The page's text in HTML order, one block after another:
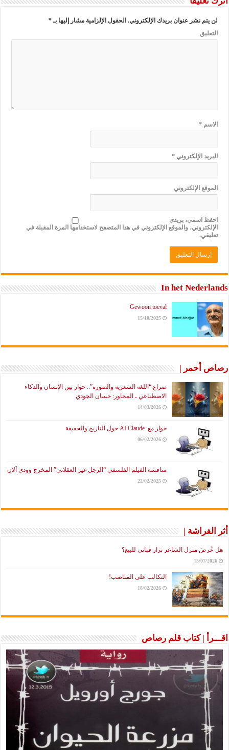
لن يتم نشر عنوان بريدك الإلكتروني. الحقول الإلزامية مشار إليها بـ*
التعليق
الاسم*
البريد الإلكتروني*
الموقع الإلكتروني
احفظ اسمي، بريدي
الإلكتروني، والموقع الإلكتروني في هذا المتصفح لاستخدامها المرة المقبلة في
تعليقي.
In het Nederlands
Gewoon toeval
15/10/2025
رصاص أحمر |
صراع “اللغة الشعرية والصورة”.. حوار بين الإنسان والذكاء
الاصطناعي ـ المحاور: حسان الجودي
14/03/2026
حوار مع AI Claude حول التاريخ والحقيقة
06/02/2026
مناقشة الفيلم الفلسفي “الرجل غير العقلاني” المخرج وودي آلان
22/02/2025
أثر الفراشة |
هل عُرضَ منزل الشاعر نزار قباني للبيع؟
15/07/2026
التكالب على المناصب!
18/02/2026
اقـــرأ | كتاب قلم رصاص